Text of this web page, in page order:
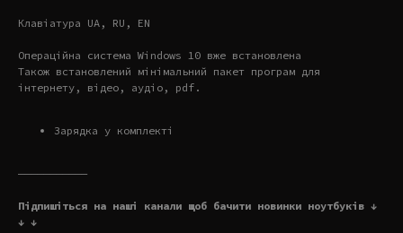
Клавіатура UA, RU, EN
Операційна система Windows 10 вже встановлена
Також встановлений мінімальний пакет програм для
інтернету, відео, аудіо, pdf.
Зарядка у комплекті
———————————
Підпишіться на наші канали щоб бачити новинки ноутбуків ↓
↓ ↓